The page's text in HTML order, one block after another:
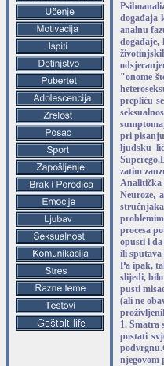
događaja
analnu
"onome
prepliću
pri
ljudsku
zatim
Analitička
Neuroze,
procesa
opusti i da
ili sputava
Pa ipak,
slijedi,
pusti
(ali ne
1. Smatra
postati
njegovom